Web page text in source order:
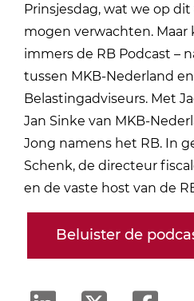
Prinsjesdag, wat we op
mogen verwachten. Maar
immers de RB Podcast –
tussen MKB-Nederland
Belastingadviseurs. Met
Jan Sinke van MKB-
Jong namens het RB. In
Schenk, de directeur
en de vaste host van de
Beluister de